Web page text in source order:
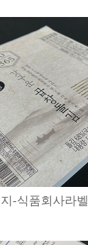
-식품회사라벨